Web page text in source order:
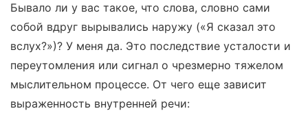
Бывало ли у вас такое, что слова, словно сами
собой вдруг вырывались наружу («Я сказал это
вслух?»)? У меня да. Это последствие усталости и
переутомления или сигнал о чрезмерно тяжелом
мыслительном процессе. От чего еще зависит
выраженность внутренней речи: